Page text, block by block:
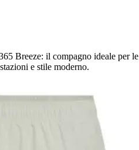
Breeze: il compagno ideale per le
e stile moderno.